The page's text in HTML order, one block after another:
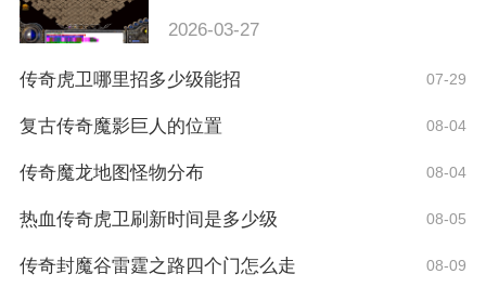
2026-03-27
传奇虎卫哪里招多少级能招 07-29
复古传奇魔影巨人的位置 08-04
传奇魔龙地图怪物分布 08-04
热血传奇虎卫刷新时间是多少级 08-05
传奇封魔谷雷霆之路四个门怎么走 08-09